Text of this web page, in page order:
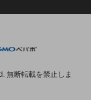
無断転載を禁止しま